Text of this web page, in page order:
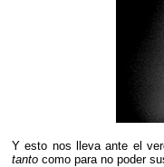
Y esto nos lleva ante el
tanto como para no poder